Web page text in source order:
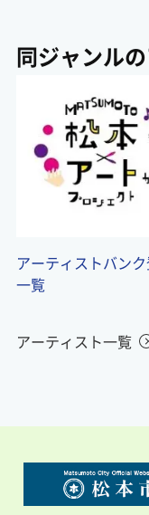
同ジャンル
アーティストバン
一覧
アーティスト一覧